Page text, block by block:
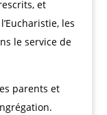
et
les
le service de
parents et